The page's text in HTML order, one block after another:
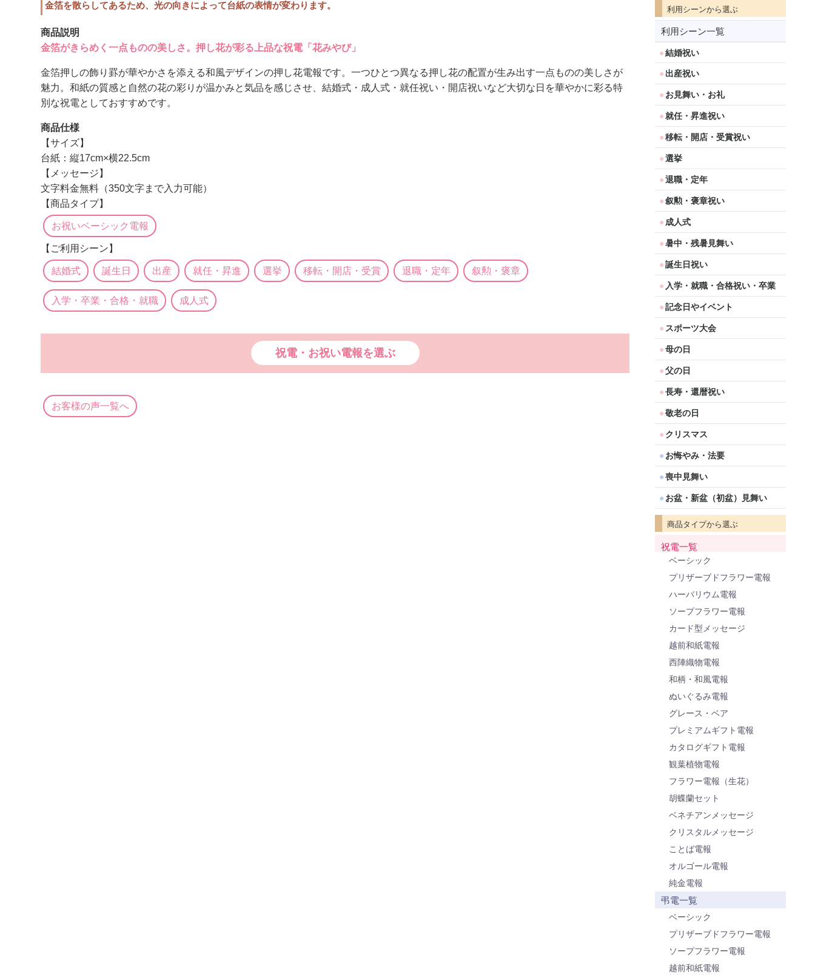
金箔を散らしてあるため、光の向きによって台紙の表情が変わります。
商品説明
金箔がきらめく一点ものの美しさ。押し花が彩る上品な祝電「花みやび」
金箔押しの飾り罫が華やかさを添える和風デザインの押し花電報です。一つひとつ異なる押し花の配置が生み出す一点ものの美しさが
魅力。和紙の質感と自然の花の彩りが温かみと気品を感じさせ、結婚式・成人式・就任祝い・開店祝いなど大切な日を華やかに彩る特
別な祝電としておすすめです。
商品仕様
【サイズ】
台紙：縦17cm×横22.5cm
【メッセージ】
文字料金無料（350文字まで入力可能）
【商品タイプ】
お祝いベーシック電報
【ご利用シーン】
結婚式 誕生日 出産 就任・昇進 選挙 移転・開店・受賞 退職・定年 叙勲・褒章
入学・卒業・合格・就職 成人式
祝電・お祝い電報を選ぶ
お客様の声一覧へ
利用シーンから選ぶ
利用シーン一覧
結婚祝い
出産祝い
お見舞い・お礼
就任・昇進祝い
移転・開店・受賞祝い
選挙
退職・定年
叙勲・褒章祝い
成人式
暑中・残暑見舞い
誕生日祝い
入学・就職・合格祝い・卒業
記念日やイベント
スポーツ大会
母の日
父の日
長寿・還暦祝い
敬老の日
クリスマス
お悔やみ・法要
喪中見舞い
お盆・新盆（初盆）見舞い
商品タイプから選ぶ
祝電一覧
ベーシック
プリザーブドフラワー電報
ハーバリウム電報
ソープフラワー電報
カード型メッセージ
越前和紙電報
西陣織物電報
和柄・和風電報
ぬいぐるみ電報
グレース・ベア
プレミアムギフト電報
カタログギフト電報
観葉植物電報
フラワー電報（生花）
胡蝶蘭セット
ベネチアンメッセージ
クリスタルメッセージ
ことば電報
オルゴール電報
純金電報
弔電一覧
ベーシック
プリザーブドフラワー電報
ソープフラワー電報
越前和紙電報